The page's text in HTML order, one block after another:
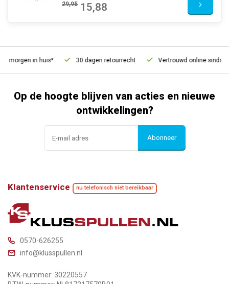
29,95 15,88
morgen in huis* 30 dagen retourrecht Vertrouwd online sinds
Op de hoogte blijven van acties en nieuwe
ontwikkelingen?
Abonneer
Klantenservice nu telefonisch niet bereikbaar
0570-626255
info@klusspullen.nl
KVK-nummer: 30220557